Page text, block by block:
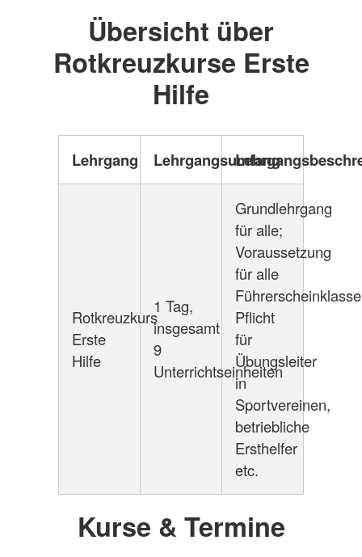
Übersicht über
Rotkreuzkurse Erste
Hilfe
Lehrgang Lehrgangsumfang
Rotkreuzkurs
Erste
Hilfe
1 Tag,
insgesamt
9
Unterrichtseinheiten
Grundlehrgang
für alle;
Voraussetzung
für alle
Pflicht
für
Übungsleiter
in
Sportvereinen,
betriebliche
Ersthelfer
etc.
Kurse & Termine